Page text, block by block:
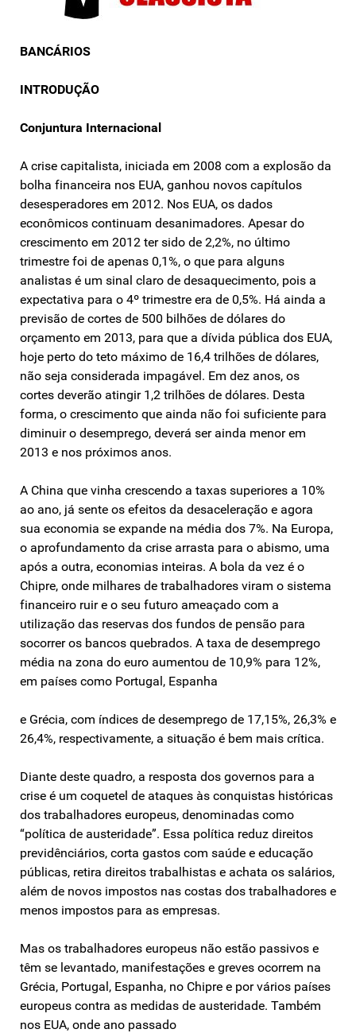
BANCÁRIOS
INTRODUÇÃO
Conjuntura Internacional
A crise capitalista, iniciada em 2008 com a explosão da
bolha financeira nos EUA, ganhou novos capítulos
desesperadores em 2012. Nos EUA, os dados
econômicos continuam desanimadores. Apesar do
crescimento em 2012 ter sido de 2,2%, no último
trimestre foi de apenas 0,1%, o que para alguns
analistas é um sinal claro de desaquecimento, pois a
expectativa para o 4º trimestre era de 0,5%. Há ainda a
previsão de cortes de 500 bilhões de dólares do
orçamento em 2013, para que a dívida pública dos EUA,
hoje perto do teto máximo de 16,4 trilhões de dólares,
não seja considerada impagável. Em dez anos, os
cortes deverão atingir 1,2 trilhões de dólares. Desta
forma, o crescimento que ainda não foi suficiente para
diminuir o desemprego, deverá ser ainda menor em
2013 e nos próximos anos.
A China que vinha crescendo a taxas superiores a 10%
ao ano, já sente os efeitos da desaceleração e agora
sua economia se expande na média dos 7%. Na Europa,
o aprofundamento da crise arrasta para o abismo, uma
após a outra, economias inteiras. A bola da vez é o
Chipre, onde milhares de trabalhadores viram o sistema
financeiro ruir e o seu futuro ameaçado com a
utilização das reservas dos fundos de pensão para
socorrer os bancos quebrados. A taxa de desemprego
média na zona do euro aumentou de 10,9% para 12%,
em países como Portugal, Espanha
e Grécia, com índices de desemprego de 17,15%, 26,3% e
26,4%, respectivamente, a situação é bem mais crítica.
Diante deste quadro, a resposta dos governos para a
crise é um coquetel de ataques às conquistas históricas
dos trabalhadores europeus, denominadas como
“política de austeridade”. Essa política reduz direitos
previdênciários, corta gastos com saúde e educação
públicas, retira direitos trabalhistas e achata os salários,
além de novos impostos nas costas dos trabalhadores e
menos impostos para as empresas.
Mas os trabalhadores europeus não estão passivos e
têm se levantado, manifestações e greves ocorrem na
Grécia, Portugal, Espanha, no Chipre e por vários países
europeus contra as medidas de austeridade. Também
nos EUA, onde ano passado